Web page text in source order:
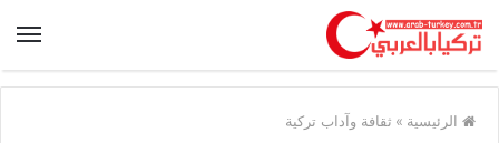
الرئيسية » ثقافة وآداب تركية